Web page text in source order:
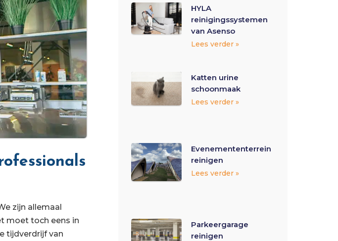
zijn allemaal
moet toch eens in
tijdverdrijf van
HYLA
reinigingssystemen
van Asenso
Lees verder »
Katten urine
schoonmaak
Lees verder »
Evenemententerrein
reinigen
Lees verder »
Parkeergarage
reinigen